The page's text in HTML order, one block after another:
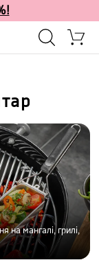
на мангалі, грилі,